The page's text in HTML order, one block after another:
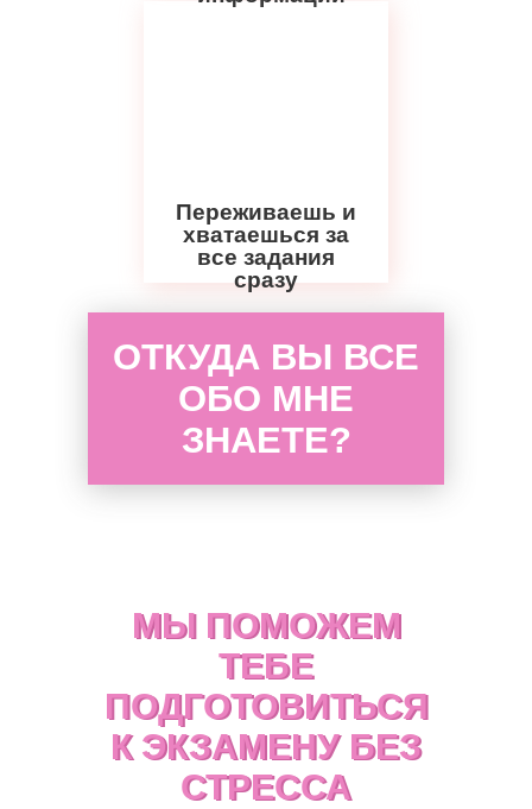
Переживаешь и
хватаешься за
все задания
сразу
МЫ ПОМОЖЕМ
ТЕБЕ
ПОДГОТОВИТЬСЯ
К ЭКЗАМЕНУ БЕЗ
СТРЕССА
МЫ ПОМОЖЕМ
ТЕБЕ
ПОДГОТОВИТЬСЯ
К ЭКЗАМЕНУ БЕЗ
СТРЕССА
ОТКУДА ВЫ ВСЕ
ОБО МНЕ
ЗНАЕТЕ?